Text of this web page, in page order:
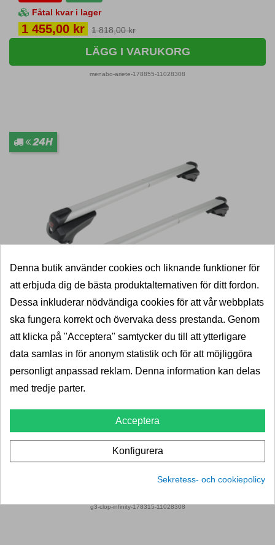
Fåtal kvar i lager
Pris
1 455,00 kr 1 818,00 kr
LÄGG I VARUKORG
menabo-ariete-178855-11028308
Takräcke G3 Clop Infinity - Skoda Felicia
G3 S.P.A
24H
Pris
1 565,00 kr 1 956,00 kr
LÄGG I VARUKORG
g3-clop-infinity-178315-11028308
Denna butik använder cookies och liknande funktioner för
att erbjuda dig de bästa produktalternativen för ditt fordon.
Dessa inkluderar nödvändiga cookies för att vår webbplats
ska fungera korrekt och övervaka dess prestanda. Genom
att klicka på "Acceptera" samtycker du till att ytterligare
data samlas in för anonym statistik och för att möjliggöra
personligt anpassad reklam. Denna information kan delas
med tredje parter.
Acceptera
Konfigurera
Sekretess- och cookiepolicy